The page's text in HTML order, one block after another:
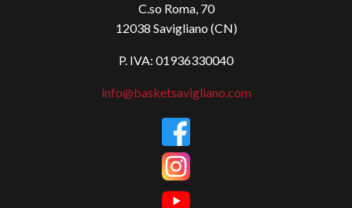
C.so Roma, 70
12038 Savigliano (CN)
P. IVA: 01936330040
info@basketsavigliano.com